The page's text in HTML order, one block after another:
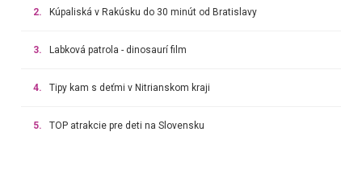
2. Kúpaliská v Rakúsku do 30 minút od Bratislavy
3. Labková patrola - dinosaurí film
4. Tipy kam s deťmi v Nitrianskom kraji
5. TOP atrakcie pre deti na Slovensku